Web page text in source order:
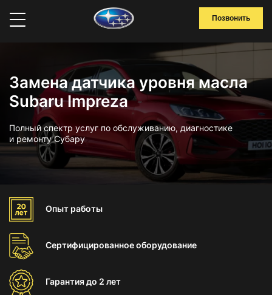
Позвонить
Замена датчика уровня масла
Subaru Impreza
Полный спектр услуг по обслуживанию, диагностике
и ремонту Субару
Опыт работы
Сертифицированноеоборудование
Гарантиядо 2 лет